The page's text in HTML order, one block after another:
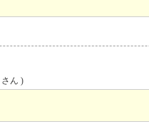
さん )